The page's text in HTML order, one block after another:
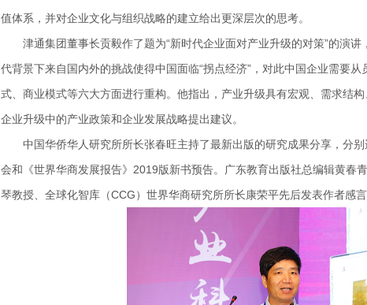
值体系，并对企业文化与组织战略的建立给出更深层次的思考。
津通集团董事长贡毅作了题为“新时代企业面对产业升级的对策”的演
代背景下来自国内外的挑战使得中国面临“拐点经济”，对此中国企业需要
式、商业模式等六大方面进行重构。他指出，产业升级具有宏观、需求结
企业升级中的产业政策和企业发展战略提出建议。
中国华侨华人研究所所长张春旺主持了最新出版的研究成果分享，分别
会和《世界华商发展报告》2019版新书预告。广东教育出版社总编辑黄春
琴教授、全球化智库（CCG）世界华商研究所所长康荣平先后发表作者感言